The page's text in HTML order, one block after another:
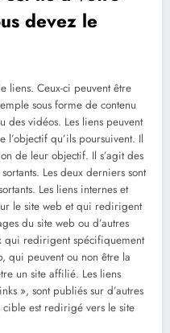
devez le
liens. Ceux-ci peuvent être
sous forme de contenu
des vidéos. Les liens peuvent
l’objectif qu’ils poursuivent. Il
de leur objectif. Il s’agit des
Les deux derniers sont
Les liens internes et
le site web et qui redirigent
du site web ou d’autres
qui redirigent spécifiquement
qui peuvent ou non être la
un site affilié. Les liens
», sont publiés sur d’autres
est redirigé vers le site